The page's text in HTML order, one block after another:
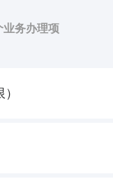
业务办理项